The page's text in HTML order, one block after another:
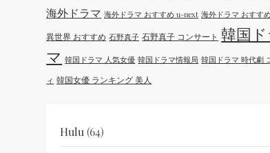
海外ドラマ 海外ドラマ おすすめ u-next 海外ドラマ おすす
異世界 おすすめ 石野真子 石野真子 コンサート 韓国ド
マ 韓国ドラマ 人気女優 韓国ドラマ情報局 韓国ドラマ 時代劇
ィ 韓国女優 ランキング 美人
Hulu (64)